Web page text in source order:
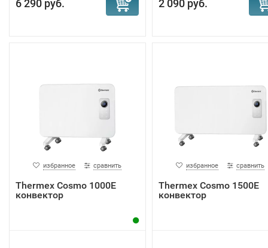
6 290 руб. 2 090 руб.
избранное сравнить
Тhermex Cosmo 1000E
конвектор
избранное сравнить
Тhermex Cosmo 1500E
конвектор